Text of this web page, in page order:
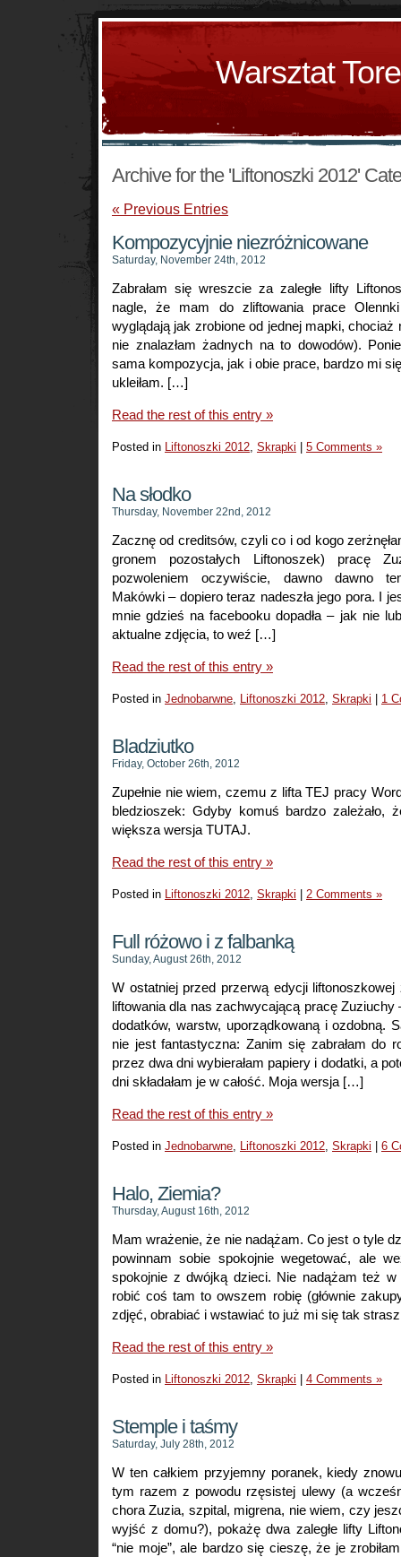
Warsztat
Archive for the 'Liftonoszki 2012'
« Previous Entries
Kompozycyjnie niezróżnicowane
Saturday, November 24th, 2012
Zabrałam się wreszcie za zaległe lifty
nagle, że mam do zliftowania prace
wyglądają jak zrobione od jednej mapki, chociaż
nie znalazłam żadnych na to dowodów).
sama kompozycja, jak i obie prace, bardzo mi
ukleiłam. […]
Read the rest of this entry »
Posted in Liftonoszki 2012, Skrapki 5 Comments »
Na słodko
Thursday, November 22nd, 2012
Zacznę od creditsów, czyli co i od kogo
gronem pozostałych Liftonoszek) pracę
pozwoleniem oczywiście, dawno dawno
Makówki – dopiero teraz nadeszła jego pora. I
mnie gdzieś na facebooku dopadła – jak nie
aktualne zdjęcia, to weź […]
Read the rest of this entry »
Posted in Jednobarwne, Liftonoszki 2012, Skrapki 1
Bladziutko
Friday, October 26th, 2012
Zupełnie nie wiem, czemu z lifta TEJ pracy
bledzioszek: Gdyby komuś bardzo zależało,
większa wersja TUTAJ.
Read the rest of this entry »
Posted in Liftonoszki 2012, Skrapki 2 Comments »
Full różowo i z falbanką
Sunday, August 26th, 2012
W ostatniej przed przerwą edycji liftonoszkowej
liftowania dla nas zachwycającą pracę Zuziuchy
dodatków, warstw, uporządkowaną i ozdobną.
nie jest fantastyczna: Zanim się zabrałam do
przez dwa dni wybierałam papiery i dodatki, a
dni składałam je w całość. Moja wersja […]
Read the rest of this entry »
Posted in Jednobarwne, Liftonoszki 2012, Skrapki 6
Halo, Ziemia?
Thursday, August 16th, 2012
Mam wrażenie, że nie nadążam. Co jest o tyle
powinnam sobie spokojnie wegetować, ale
spokojnie z dwójką dzieci. Nie nadążam też w
robić coś tam to owszem robię (głównie
zdjęć, obrabiać i wstawiać to już mi się tak
Read the rest of this entry »
Posted in Liftonoszki 2012, Skrapki 4 Comments »
Stemple i taśmy
Saturday, July 28th, 2012
W ten całkiem przyjemny poranek, kiedy
tym razem z powodu rzęsistej ulewy (a
chora Zuzia, szpital, migrena, nie wiem, czy
wyjść z domu?), pokażę dwa zaległe lifty
“nie moje”, ale bardzo się cieszę, że je